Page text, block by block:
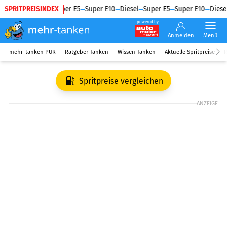
SPRITPREISINDEX
Diesel Super E5 Super E10 Diesel Super E5 Super E10 Diesel
powered by
Anmelden Menü
mehr-tanken PUR Ratgeber Tanken Wissen Tanken Aktuelle Spritpreise
Spritpreise vergleichen
ANZEIGE